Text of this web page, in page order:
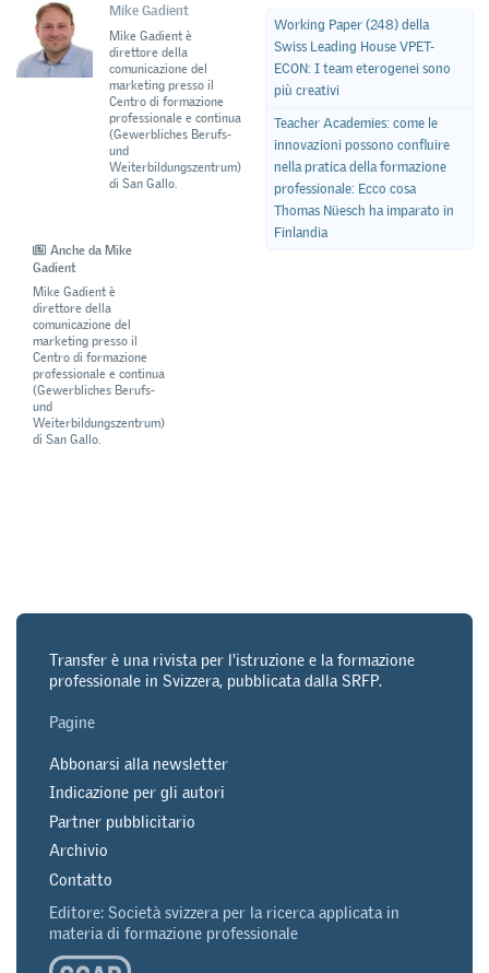
Mike Gadient
Mike Gadient è
direttore della
comunicazione del
marketing presso il
Centro di formazione
professionale e continua
(Gewerbliches Berufs-
und
Weiterbildungszentrum)
di San Gallo.
Anche da Mike
Gadient
Mike Gadient è
direttore della
comunicazione del
marketing presso il
Centro di formazione
professionale e continua
(Gewerbliches Berufs-
und
Weiterbildungszentrum)
di San Gallo.
Working Paper (248) della
Swiss Leading House VPET-
ECON: I team eterogenei sono
più creativi
Teacher Academies: come le
innovazioni possono confluire
nella pratica della formazione
professionale: Ecco cosa
Thomas Nüesch ha imparato in
Finlandia
Transfer è una rivista per l'istruzione e la formazione
professionale in Svizzera, pubblicata dalla SRFP.
Pagine
Abbonarsi alla newsletter
Indicazione per gli autori
Partner pubblicitario
Archivio
Contatto
Editore: Società svizzera per la ricerca applicata in
materia di formazione professionale